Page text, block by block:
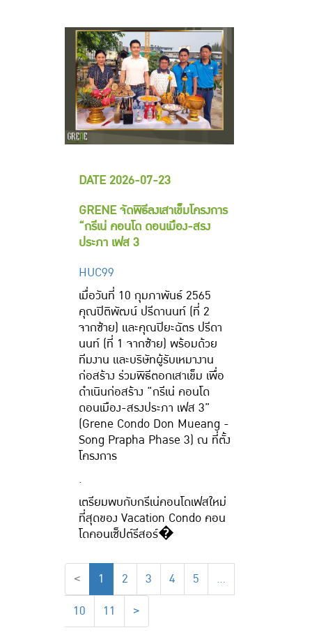
DATE 2026-07-23
GRENE จัดพิธีลงเสาเข็มโครงการ
“กรีเน่ คอนโด ดอนเมือง-สรง
ประภา เฟส 3
HUC99
เมื่อวันที่ 10 กุมภาพันธ์ 2565
คุณปิติพัฒน์ ปรีดานนท์ (ที่ 2
จากซ้าย) และคุณปิยะฉัตร ปรีดา
นนท์ (ที่ 1 จากซ้าย) พร้อมด้วย
ทีมงาน และบริษัทผู้รับเหมางาน
ก่อสร้าง ร่วมพิธีตอกเสาเข็ม เพื่อ
ดำเนินก่อสร้าง “กรีเน่ คอนโด
ดอนเมือง-สรงประภา เฟส 3”
(Grene Condo Don Mueang -
Song Prapha Phase 3) ณ ที่ตั้ง
โครงการ
.
เตรียมพบกับกรีเน่คอนโดเฟสใหม่
ที่สุดของ Vacation Condo คอน
โดคอนเซ็ปต์รีสอร์�
< 1 2 3 4 5
…
10
11 >